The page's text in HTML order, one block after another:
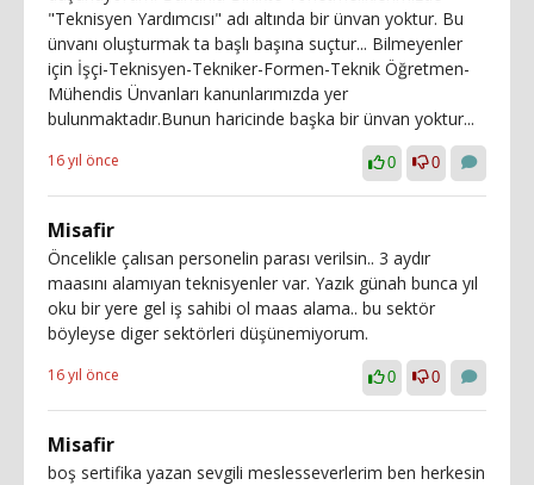
"Teknisyen Yardımcısı" adı altında bir ünvan yoktur. Bu
ünvanı oluşturmak ta başlı başına suçtur... Bilmeyenler
için İşçi-Teknisyen-Tekniker-Formen-Teknik Öğretmen-
Mühendis Ünvanları kanunlarımızda yer
bulunmaktadır.Bunun haricinde başka bir ünvan yoktur...
16 yıl önce 0 0
Misafir
Öncelikle çalısan personelin parası verilsin.. 3 aydır
maasını alamıyan teknisyenler var. Yazık günah bunca yıl
oku bir yere gel iş sahibi ol maas alama.. bu sektör
böyleyse diger sektörleri düşünemiyorum.
16 yıl önce 0 0
Misafir
boş sertifika yazan sevgili meslesseverlerim ben herkesin